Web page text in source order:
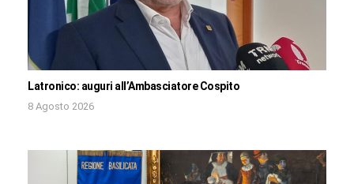
Latronico: auguri all’Ambasciatore Cospito
8 Agosto 2026